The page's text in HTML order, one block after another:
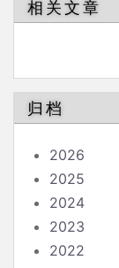
航
相关文章
归档
2026
2025
2024
2023
2022